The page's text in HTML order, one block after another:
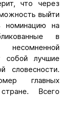
что через
выйти
номинацию на
в
несомненной
собой лучшие
словесности.
главных
Всего